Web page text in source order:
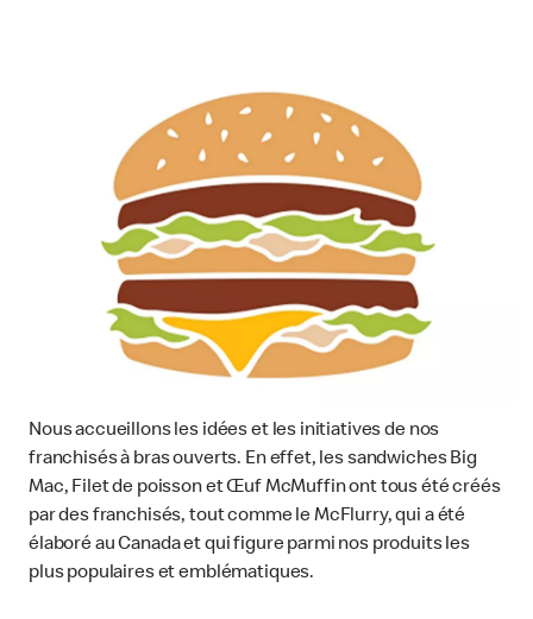
Nous accueillons les idées et les initiatives de nos
franchisés à bras ouverts. En effet, les sandwiches Big
Mac, Filet de poisson et Œuf McMuffin ont tous été créés
par des franchisés, tout comme le McFlurry, qui a été
élaboré au Canada et qui figure parmi nos produits les
plus populaires et emblématiques.